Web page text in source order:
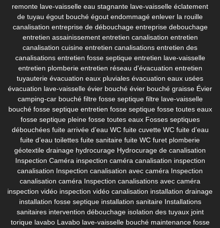
remonte lave-vaisselle eau stagnante lave-vaisselle éclatement
de tuyau égout bouché égout endommagé enlever la rouille
canalisation entreprise de débouchage entreprise debouchage
entretien assainissement entretien canalisation entretien
canalisation cuisine entretien canalisations entretien des
canalisations entretien fosse septique entretien lave-vaisselle
entretien plomberie entretien réseau d'évacuation entretien
tuyauterie évacuation eaux pluviales évacuation eaux usées
évacuation lave-vaisselle évier bouché évier bouché graisse Évier
camping-car bouché filtre fosse septique filtre lave-vaisselle
bouché fosse septique entretien fosse septique fosse toutes eaux
fosse septique pleine fosse toutes eaux Fosses septiques
débouchées fuite arrivée d’eau WC fuite cuvette WC fuite d’eau
fuite d’eau toilettes fuite sanitaire fuite WC furet plomberie
géotextile drainage hydrocurage Hydrocurage de canalisation
Inspection Caméra inspection caméra canalisation inspection
canalisation Inspection canalisation avec caméra Inspection
canalisation caméra Inspection canalisations avec caméra
inspection vidéo inspection vidéo canalisation installation drainage
installation fosse septique installation sanitaire Installations
sanitaires intervention débouchage isolation des tuyaux joint
torique lavabo Lavabo lave-vaisselle bouché maintenance fosse